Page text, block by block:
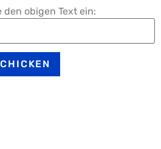
den obigen Text ein: